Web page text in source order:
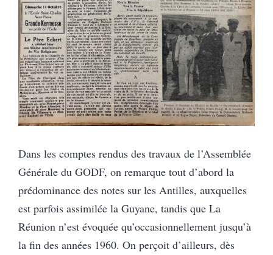
Dans les comptes rendus des travaux de l’Assemblée
Générale du GODF, on remarque tout d’abord la
prédominance des notes sur les Antilles, auxquelles
est parfois assimilée la Guyane, tandis que La
Réunion n’est évoquée qu’occasionnellement jusqu’à
la fin des années 1960. On perçoit d’ailleurs, dès